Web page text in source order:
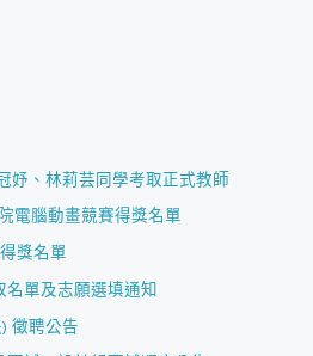
妤、林莉芸同學考取正式教師
電腦動畫競賽得獎名單
獎名單
單及志願選填通知
徵聘公告